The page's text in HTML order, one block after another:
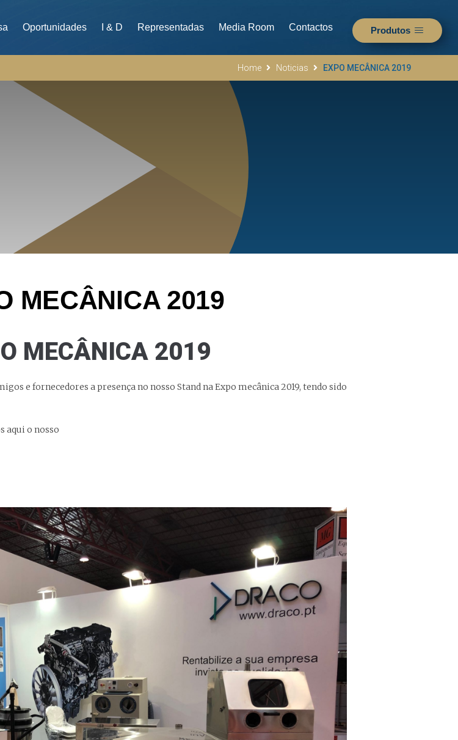
Oportunidades I & D Representadas Media Room Contactos Produtos
Home Noticias EXPO MECÂNICA 2019
MECÂNICA 2019
MECÂNICA 2019
e fornecedores a presença no nosso Stand na Expo mecânica 2019, tendo sido
aqui o nosso